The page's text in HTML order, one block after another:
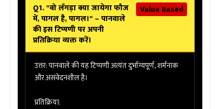
Q1. "वो लँगड़ा क्या जायेगा फौज
में, पागल है, पागल।" – पानवाले
की इस टिप्पणी पर अपनी
प्रतिक्रिया व्यक्त करें।
Value Based
उत्तर:पानवाले की यह टिप्पणी अत्यंतदुर्भाग्यपूर्ण, शर्मनाक
और असंवेदनशीलहै।
प्रतिक्रिया: